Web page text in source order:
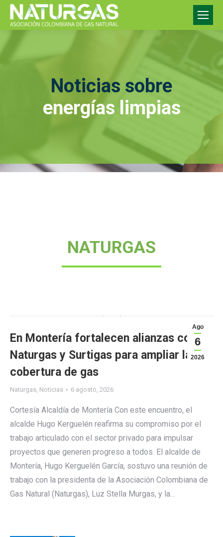
Noticias sobre
energías limpias
NATURGAS
Ago
6
2026
En Montería fortalecen alianzas con
Naturgas y Surtigas para ampliar la
cobertura de gas
Naturgas, Noticias 6 agosto, 2026
Cortesía Alcaldía de Montería Con este encuentro, el
alcalde Hugo Kerguelén reafirma su compromiso por el
trabajo articulado con el sector privado para impulsar
proyectos que generen progreso a todos. El alcalde de
Montería, Hugo Kerguelén García, sostuvo una reunión de
trabajo con la presidenta de la Asociación Colombiana de
Gas Natural (Naturgas), Luz Stella Murgas, y la…